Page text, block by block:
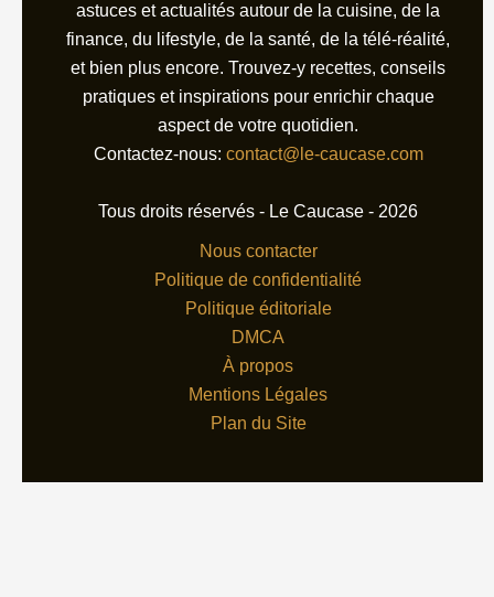
astuces et actualités autour de la cuisine, de la
finance, du lifestyle, de la santé, de la télé-réalité,
et bien plus encore. Trouvez-y recettes, conseils
pratiques et inspirations pour enrichir chaque
aspect de votre quotidien.
Contactez-nous: contact@le-caucase.com
Tous droits réservés - Le Caucase - 2026
Nous contacter
Politique de confidentialité
Politique éditoriale
DMCA
À propos
Mentions Légales
Plan du Site